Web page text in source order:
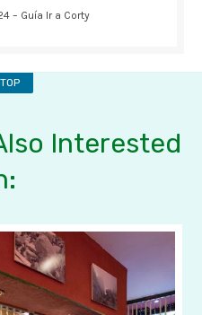
– Guía Ir a Corty
TOP
Interested